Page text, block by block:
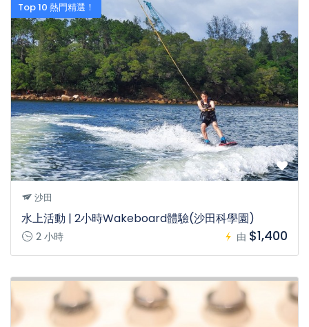
Top 10 熱門精選！
沙田
水上活動 | 2小時Wakeboard體驗(沙田科學園)
2 小時 由 $1,400